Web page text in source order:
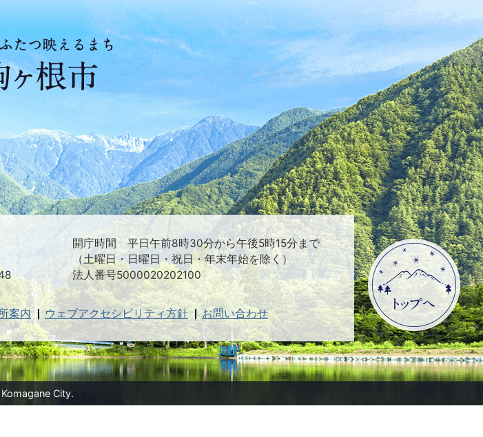
開庁時間 平日午前8時30分から午後5時15分まで
（土曜日・日曜日・祝日・年末年始を除く）
法人番号5000020202100
案内 ウェブアクセシビリティ方針 お問い合わせ
City.